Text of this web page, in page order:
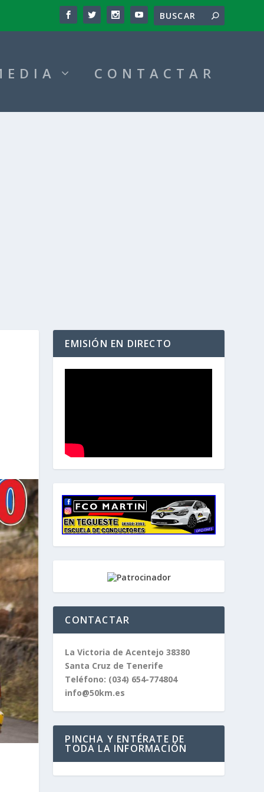
CONTACTAR
EMISIÓN EN DIRECTO
CONTACTAR
La Victoria de Acentejo 38380
Santa Cruz de Tenerife
Teléfono: (034) 654-774804
info@50km.es
PINCHA Y ENTÉRATE DE
TODA LA INFORMACIÓN